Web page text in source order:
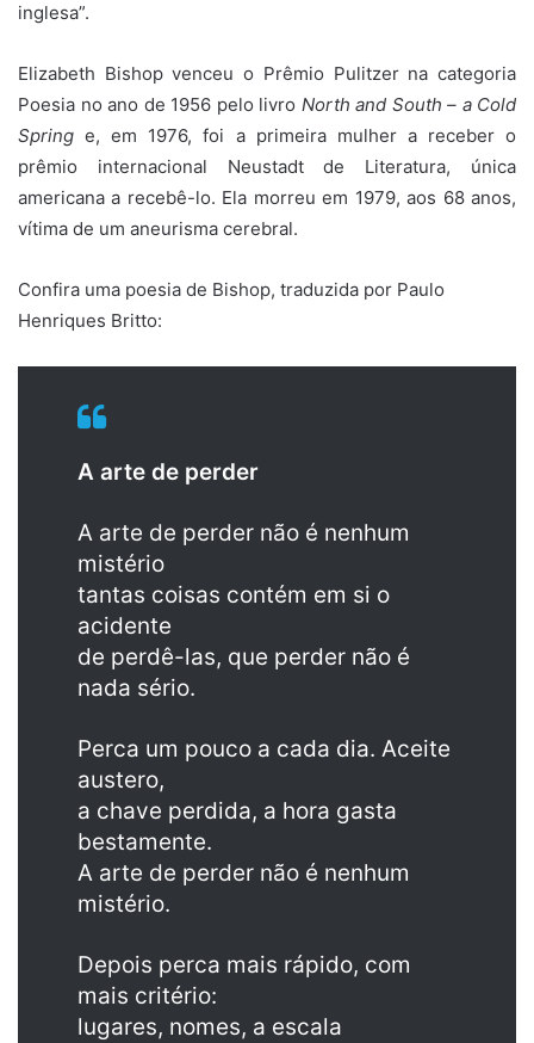
inglesa”.
Elizabeth Bishop venceu o Prêmio Pulitzer na categoria
Poesia no ano de 1956 pelo livro North and South – a Cold
Spring e, em 1976, foi a primeira mulher a receber o
prêmio internacional Neustadt de Literatura, única
americana a recebê-lo. Ela morreu em 1979, aos 68 anos,
vítima de um aneurisma cerebral.
Confira uma poesia de Bishop, traduzida por Paulo
Henriques Britto:
A arte de perder
A arte de perder não é nenhum
mistério
tantas coisas contém em si o
acidente
de perdê-las, que perder não é
nada sério.
Perca um pouco a cada dia. Aceite
austero,
a chave perdida, a hora gasta
bestamente.
A arte de perder não é nenhum
mistério.
Depois perca mais rápido, com
mais critério:
lugares, nomes, a escala